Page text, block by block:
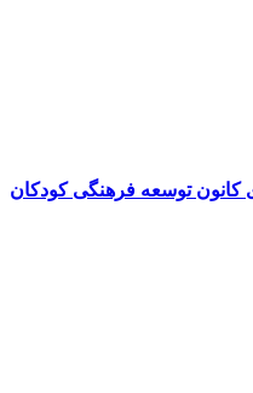
کانون توسعه فرهنگی کودکان